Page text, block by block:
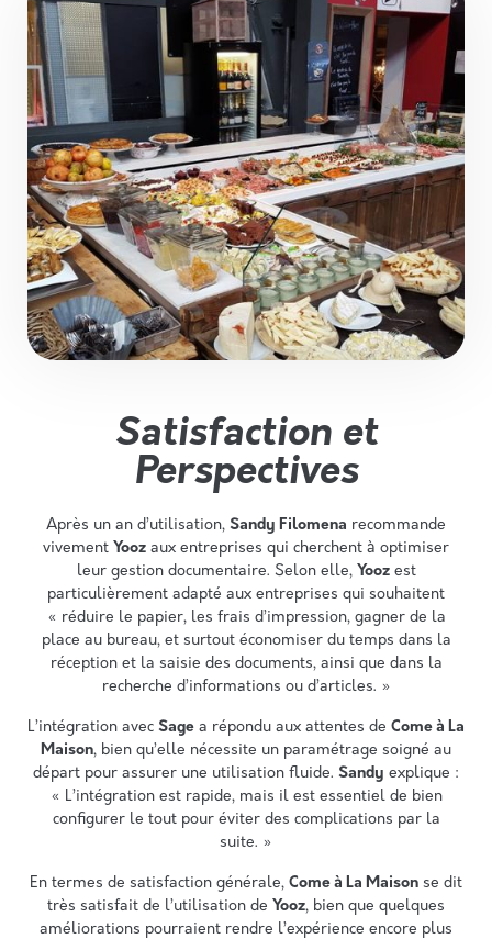
Satisfaction et
Perspectives
Après un an d’utilisation, Sandy Filomena recommande
vivement Yooz aux entreprises qui cherchent à optimiser
leur gestion documentaire. Selon elle, Yoozest
particulièrement adapté aux entreprises qui souhaitent
« réduire le papier, les frais d’impression, gagner de la
place au bureau, et surtout économiser du temps dans la
réception et la saisie des documents, ainsi que dans la
recherche d’informations ou d’articles. »
L’intégration avec Sage a répondu aux attentes de Come à La
Maison, bien qu’elle nécessite un paramétrage soigné au
départ pour assurer une utilisation fluide. Sandy explique :
« L’intégration est rapide, mais il est essentiel de bien
configurer le tout pour éviter des complications par la
suite. »
En termes de satisfaction générale, Come à La Maison se dit
très satisfait de l’utilisation de Yooz, bien que quelques
améliorations pourraient rendre l’expérience encore plus